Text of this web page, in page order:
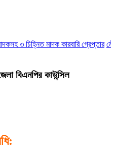
৩ চিহ্নিত মাদক কারবারি গ্রেপ্তার
বিএনপির কাউন্সিল